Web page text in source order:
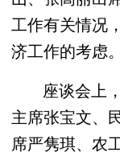
工作有关情况
济工作的考虑。
座谈会上
主席张宝文、
席严隽琪、农